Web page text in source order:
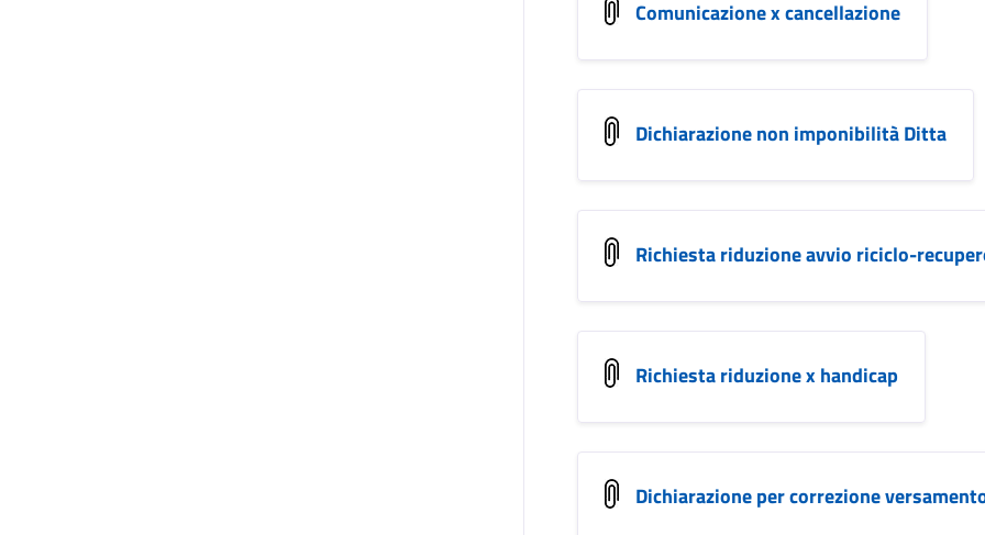
Comunicazione x cancellazione
Dichiarazione non imponibilità Ditta
Richiesta riduzione avvio riciclo-
Richiesta riduzione x handicap
Dichiarazione per correzione